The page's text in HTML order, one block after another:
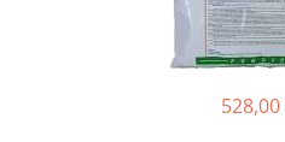
Regulatori naturali de crestere
Pachete tehnologice
Agricultura ecologica
Capcana cu feromoni Tuta
Ata de legat si palisat
Generator cu aer cald
528,00